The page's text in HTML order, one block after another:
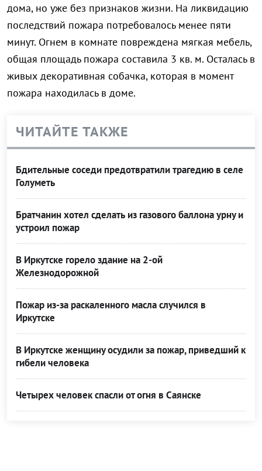
дома, но уже без признаков жизни. На ликвидацию
последствий пожара потребовалось менее пяти
минут. Огнем в комнате повреждена мягкая мебель,
общая площадь пожара составила 3 кв. м. Осталась в
живых декоративная собачка, которая в момент
пожара находилась в доме.
ЧИТАЙТЕ ТАКЖЕ
Бдительные соседи предотвратили трагедию в селе
Голуметь
Братчанин хотел сделать из газового баллона урну и
устроил пожар
В Иркутске горело здание на 2-ой
Железнодорожной
Пожар из-за раскаленного масла случился в
Иркутске
В Иркутске женщину осудили за пожар, приведший к
гибели человека
Четырех человек спасли от огня в Саянске